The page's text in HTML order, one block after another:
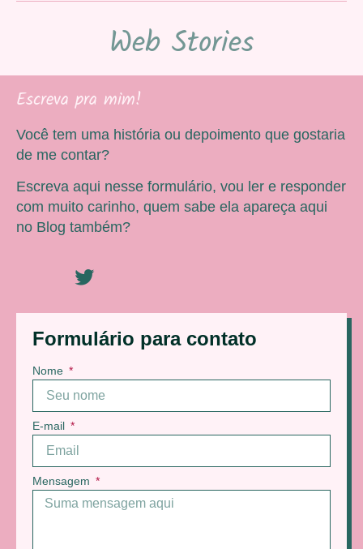
Web Stories
Formulário para contato
Nome
E-mail
Mensagem
Escreva pra mim!
Você tem uma história ou depoimento que gostaria
de me contar?
Escreva aqui nesse formulário, vou ler e responder
com muito carinho, quem sabe ela apareça aqui
no Blog também?